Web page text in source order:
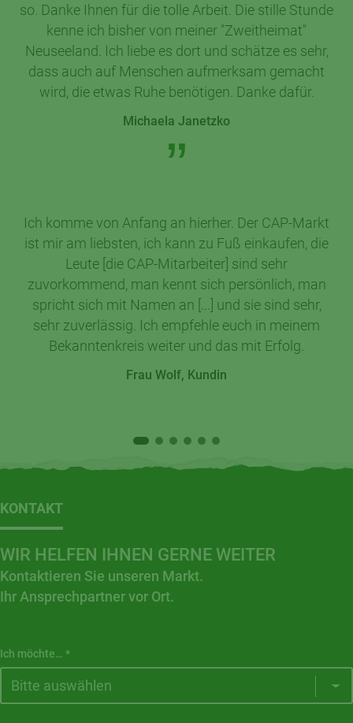
so. Danke Ihnen für die tolle Arbeit. Die stille Stunde
kenne ich bisher von meiner "Zweitheimat"
Neuseeland. Ich liebe es dort und schätze es sehr,
dass auch auf Menschen aufmerksam gemacht
wird, die etwas Ruhe benötigen. Danke dafür.
Michaela Janetzko
Ich komme von Anfang an hierher. Der CAP-Markt
ist mir am liebsten, ich kann zu Fuß einkaufen, die
Leute [die CAP-Mitarbeiter] sind sehr
zuvorkommend, man kennt sich persönlich, man
spricht sich mit Namen an [...] und sie sind sehr,
sehr zuverlässig. Ich empfehle euch in meinem
Bekanntenkreis weiter und das mit Erfolg.
Frau Wolf, Kundin
KONTAKT
WIR HELFEN IHNEN GERNE WEITER
Kontaktieren Sie unseren Markt.
Ihr Ansprechpartner vor Ort.
Ich möchte… *